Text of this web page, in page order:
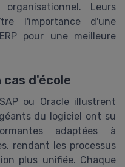
Leurs
l'importance d'une
pour une meilleure
cas d'école
ou Oracle illustrent
du logiciel ont su
adaptées à
rendant les processus
plus unifiée. Chaque